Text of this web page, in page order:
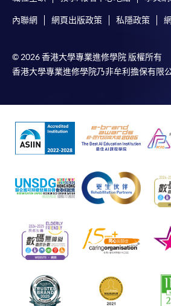
內聯網 網頁出版政策 私隱政策
© 2026 香港大學專業進修學院 版權所有
香港大學專業進修學院乃非牟利擔保有限